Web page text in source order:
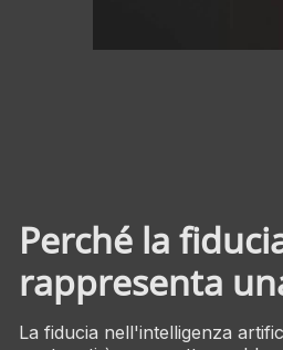
Perché la
rappresenta
La fiducia nell'intelligenza